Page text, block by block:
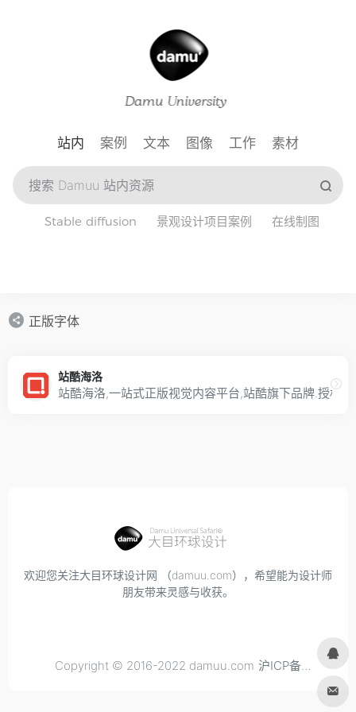
站内 案例 文本 图像 工作 素材
Stable diffusion 景观设计项目案例 在线制图
正版字体
站酷海洛
站酷海洛,一站式正版视觉内容平台,站酷旗下品牌.授权
欢迎您关注大目环球设计网 （damuu.com），希望能为设计师
朋友带来灵感与收获。
Copyright © 2016-2022 damuu.com 沪ICP备